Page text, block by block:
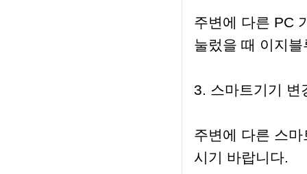
주변에 다른 PC
눌렀을 때 이지
3. 스마트기기 변
주변에 다른 스
시기 바랍니다.